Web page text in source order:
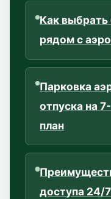
Как выбрать
рядом с
Парковка
отпуска на
план
доступа 24/